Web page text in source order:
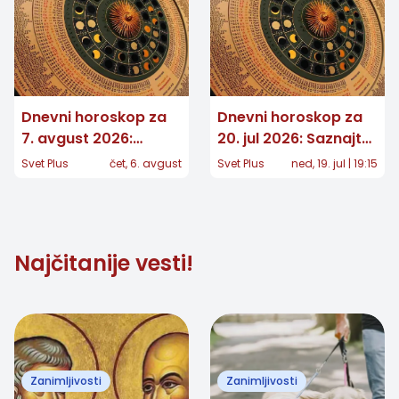
Dnevni horoskop za
7. avgust 2026:
Jedan znak dobija
Svet Plus čet, 6. avgust
Dnevni horoskop za
20. jul 2026: Saznajte
šta vam zvezde
Svet Plus ned, 19. jul | 19:15
Najčitanije vesti!
Zanimljivosti Zanimljivosti